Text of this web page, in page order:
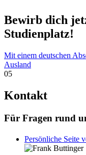
Bewirb dich
Studienplatz!
Mit einem deutschen
Ausland
05
Kontakt
Für Fragen rund
Persönliche Seite